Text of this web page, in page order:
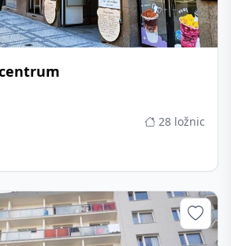
28 ložnic